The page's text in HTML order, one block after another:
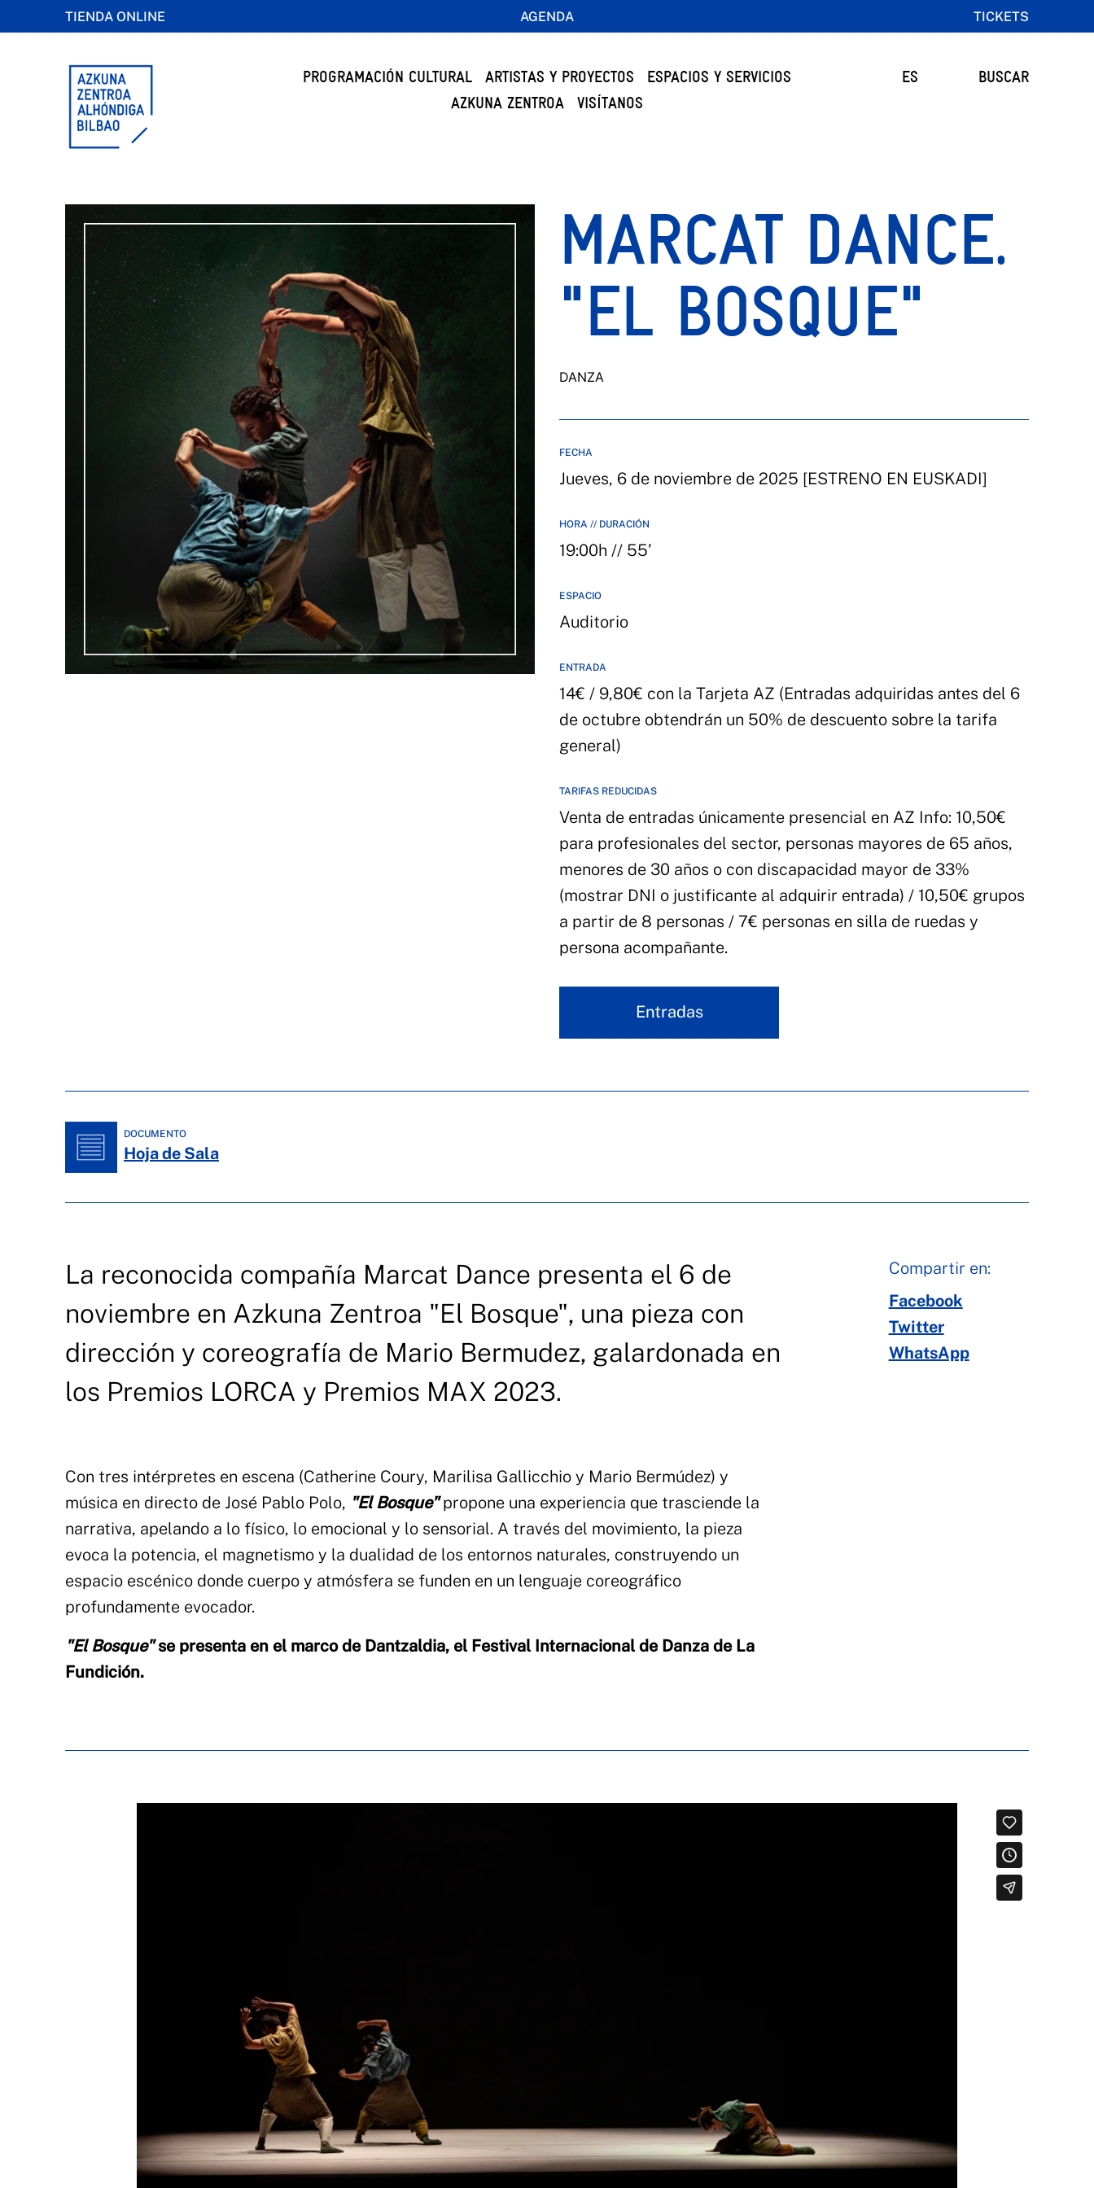
TIENDA ONLINE AGENDA TICKETS
PROGRAMACIÓN CULTURAL ARTISTAS Y PROYECTOS
ESPACIOS Y SERVICIOS
AZKUNA ZENTROA
VISÍTANOS
ES BUSCAR
MARCAT DANCE.
"EL BOSQUE"
DANZA
FECHA
Jueves, 6 de noviembre de 2025 [ESTRENO EN EUSKADI]
HORA // DURACIÓN
19:00h // 55’
ESPACIO
Auditorio
ENTRADA
14€ / 9,80€ con la Tarjeta AZ (Entradas adquiridas antes del 6
de octubre obtendrán un 50% de descuento sobre la tarifa
general)
TARIFAS REDUCIDAS
Venta de entradas únicamente presencial en AZ Info: 10,50€
para profesionales del sector, personas mayores de 65 años,
menores de 30 años o con discapacidad mayor de 33%
(mostrar DNI o justificante al adquirir entrada) / 10,50€ grupos
a partir de 8 personas / 7€ personas en silla de ruedas y
persona acompañante.
Entradas
DOCUMENTO
Hoja de Sala
La reconocida compañía Marcat Dance presenta el 6 de
noviembre en Azkuna Zentroa "El Bosque", una pieza con
dirección y coreografía de Mario Bermudez, galardonada en
los Premios LORCA y Premios MAX 2023.
Con tres intérpretes en escena (Catherine Coury, Marilisa Gallicchio y Mario Bermúdez) y
música en directo de José Pablo Polo, "El Bosque"propone una experiencia que trasciende la
narrativa, apelando a lo físico, lo emocional y lo sensorial. A través del movimiento, la pieza
evoca la potencia, el magnetismo y la dualidad de los entornos naturales, construyendo un
espacio escénico donde cuerpo y atmósfera se funden en un lenguaje coreográfico
profundamente evocador.
"El Bosque"se presenta en el marco de Dantzaldia, el Festival Internacional de Danza de La
Fundición.
Compartir en:
Facebook
Twitter
WhatsApp